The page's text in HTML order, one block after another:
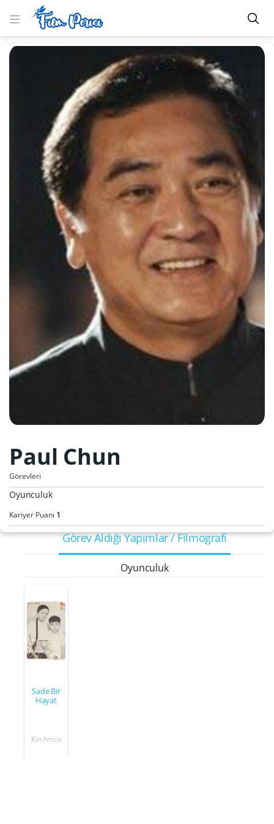
Paul Chun
Görevleri
Oyunculuk
Kariyer Puanı 1
Görev Aldığı Yapımlar / Filmografi
Oyunculuk
Sade Bir
Hayat
Kin Amca